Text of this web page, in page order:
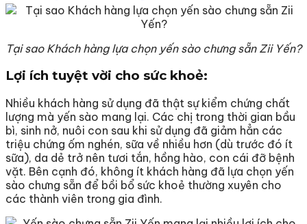
Tại sao Khách hàng lựa chọn yến sào chưng sẵn Zii Yến?
Lợi ích tuyệt vời cho sức khoẻ:
Nhiều khách hàng sử dụng đã thật sự kiểm chứng chất
lượng mà yến sào mang lại. Các chị trong thời gian bầu
bì, sinh nở, nuôi con sau khi sử dụng đã giảm hẳn các
triệu chứng ốm nghén, sữa về nhiều hơn (dù trước đó ít
sữa), da dẻ trở nên tươi tắn, hồng hào, con cái đỡ bệnh
vặt. Bên cạnh đó, không ít khách hàng đã lựa chọn yến
sào chưng sẵn để bồi bổ sức khoẻ thường xuyên cho
các thành viên trong gia đình.